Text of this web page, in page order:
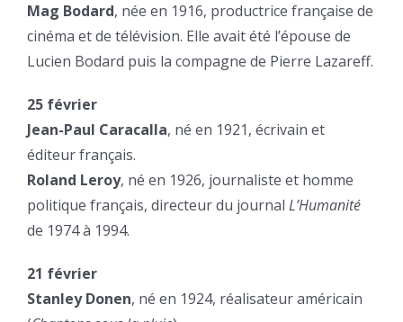
Mag Bodard, née en 1916, productrice française de
cinéma et de télévision. Elle avait été l’épouse de
Lucien Bodard puis la compagne de Pierre Lazareff.
25 février
Jean-Paul Caracalla, né en 1921, écrivain et
éditeur français.
Roland Leroy, né en 1926, journaliste et homme
politique français, directeur du journal L’Humanité
de 1974 à 1994.
21 février
Stanley Donen, né en 1924, réalisateur américain